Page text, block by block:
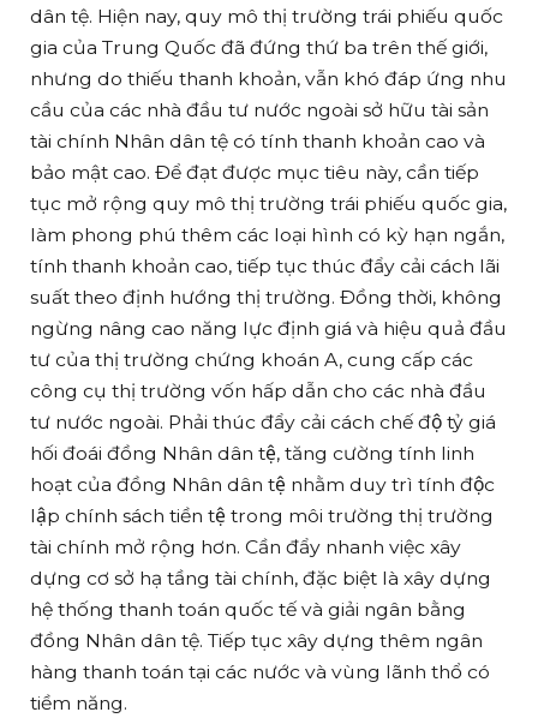
dân tệ. Hiện nay, quy mô thị trường trái phiếu quốc
gia của Trung Quốc đã đứng thứ ba trên thế giới,
nhưng do thiếu thanh khoản, vẫn khó đáp ứng nhu
cầu của các nhà đầu tư nước ngoài sở hữu tài sản
tài chính Nhân dân tệ có tính thanh khoản cao và
bảo mật cao. Để đạt được mục tiêu này, cần tiếp
tục mở rộng quy mô thị trường trái phiếu quốc gia,
làm phong phú thêm các loại hình có kỳ hạn ngắn,
tính thanh khoản cao, tiếp tục thúc đẩy cải cách lãi
suất theo định hướng thị trường. Đồng thời, không
ngừng nâng cao năng lực định giá và hiệu quả đầu
tư của thị trường chứng khoán A, cung cấp các
công cụ thị trường vốn hấp dẫn cho các nhà đầu
tư nước ngoài. Phải thúc đẩy cải cách chế độ tỷ giá
hối đoái đồng Nhân dân tệ, tăng cường tính linh
hoạt của đồng Nhân dân tệ nhằm duy trì tính độc
lập chính sách tiền tệ trong môi trường thị trường
tài chính mở rộng hơn. Cần đẩy nhanh việc xây
dựng cơ sở hạ tầng tài chính, đặc biệt là xây dựng
hệ thống thanh toán quốc tế và giải ngân bằng
đồng Nhân dân tệ. Tiếp tục xây dựng thêm ngân
hàng thanh toán tại các nước và vùng lãnh thổ có
tiềm năng.